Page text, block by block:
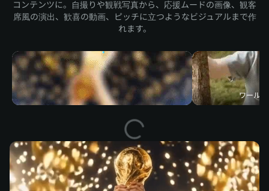
コンテンツに。自撮りや観戦写真から、応援ムードの画像、観客
席風の演出、歓喜の動画、ピッチに立つようなビジュアルまで作
れます。
ワール